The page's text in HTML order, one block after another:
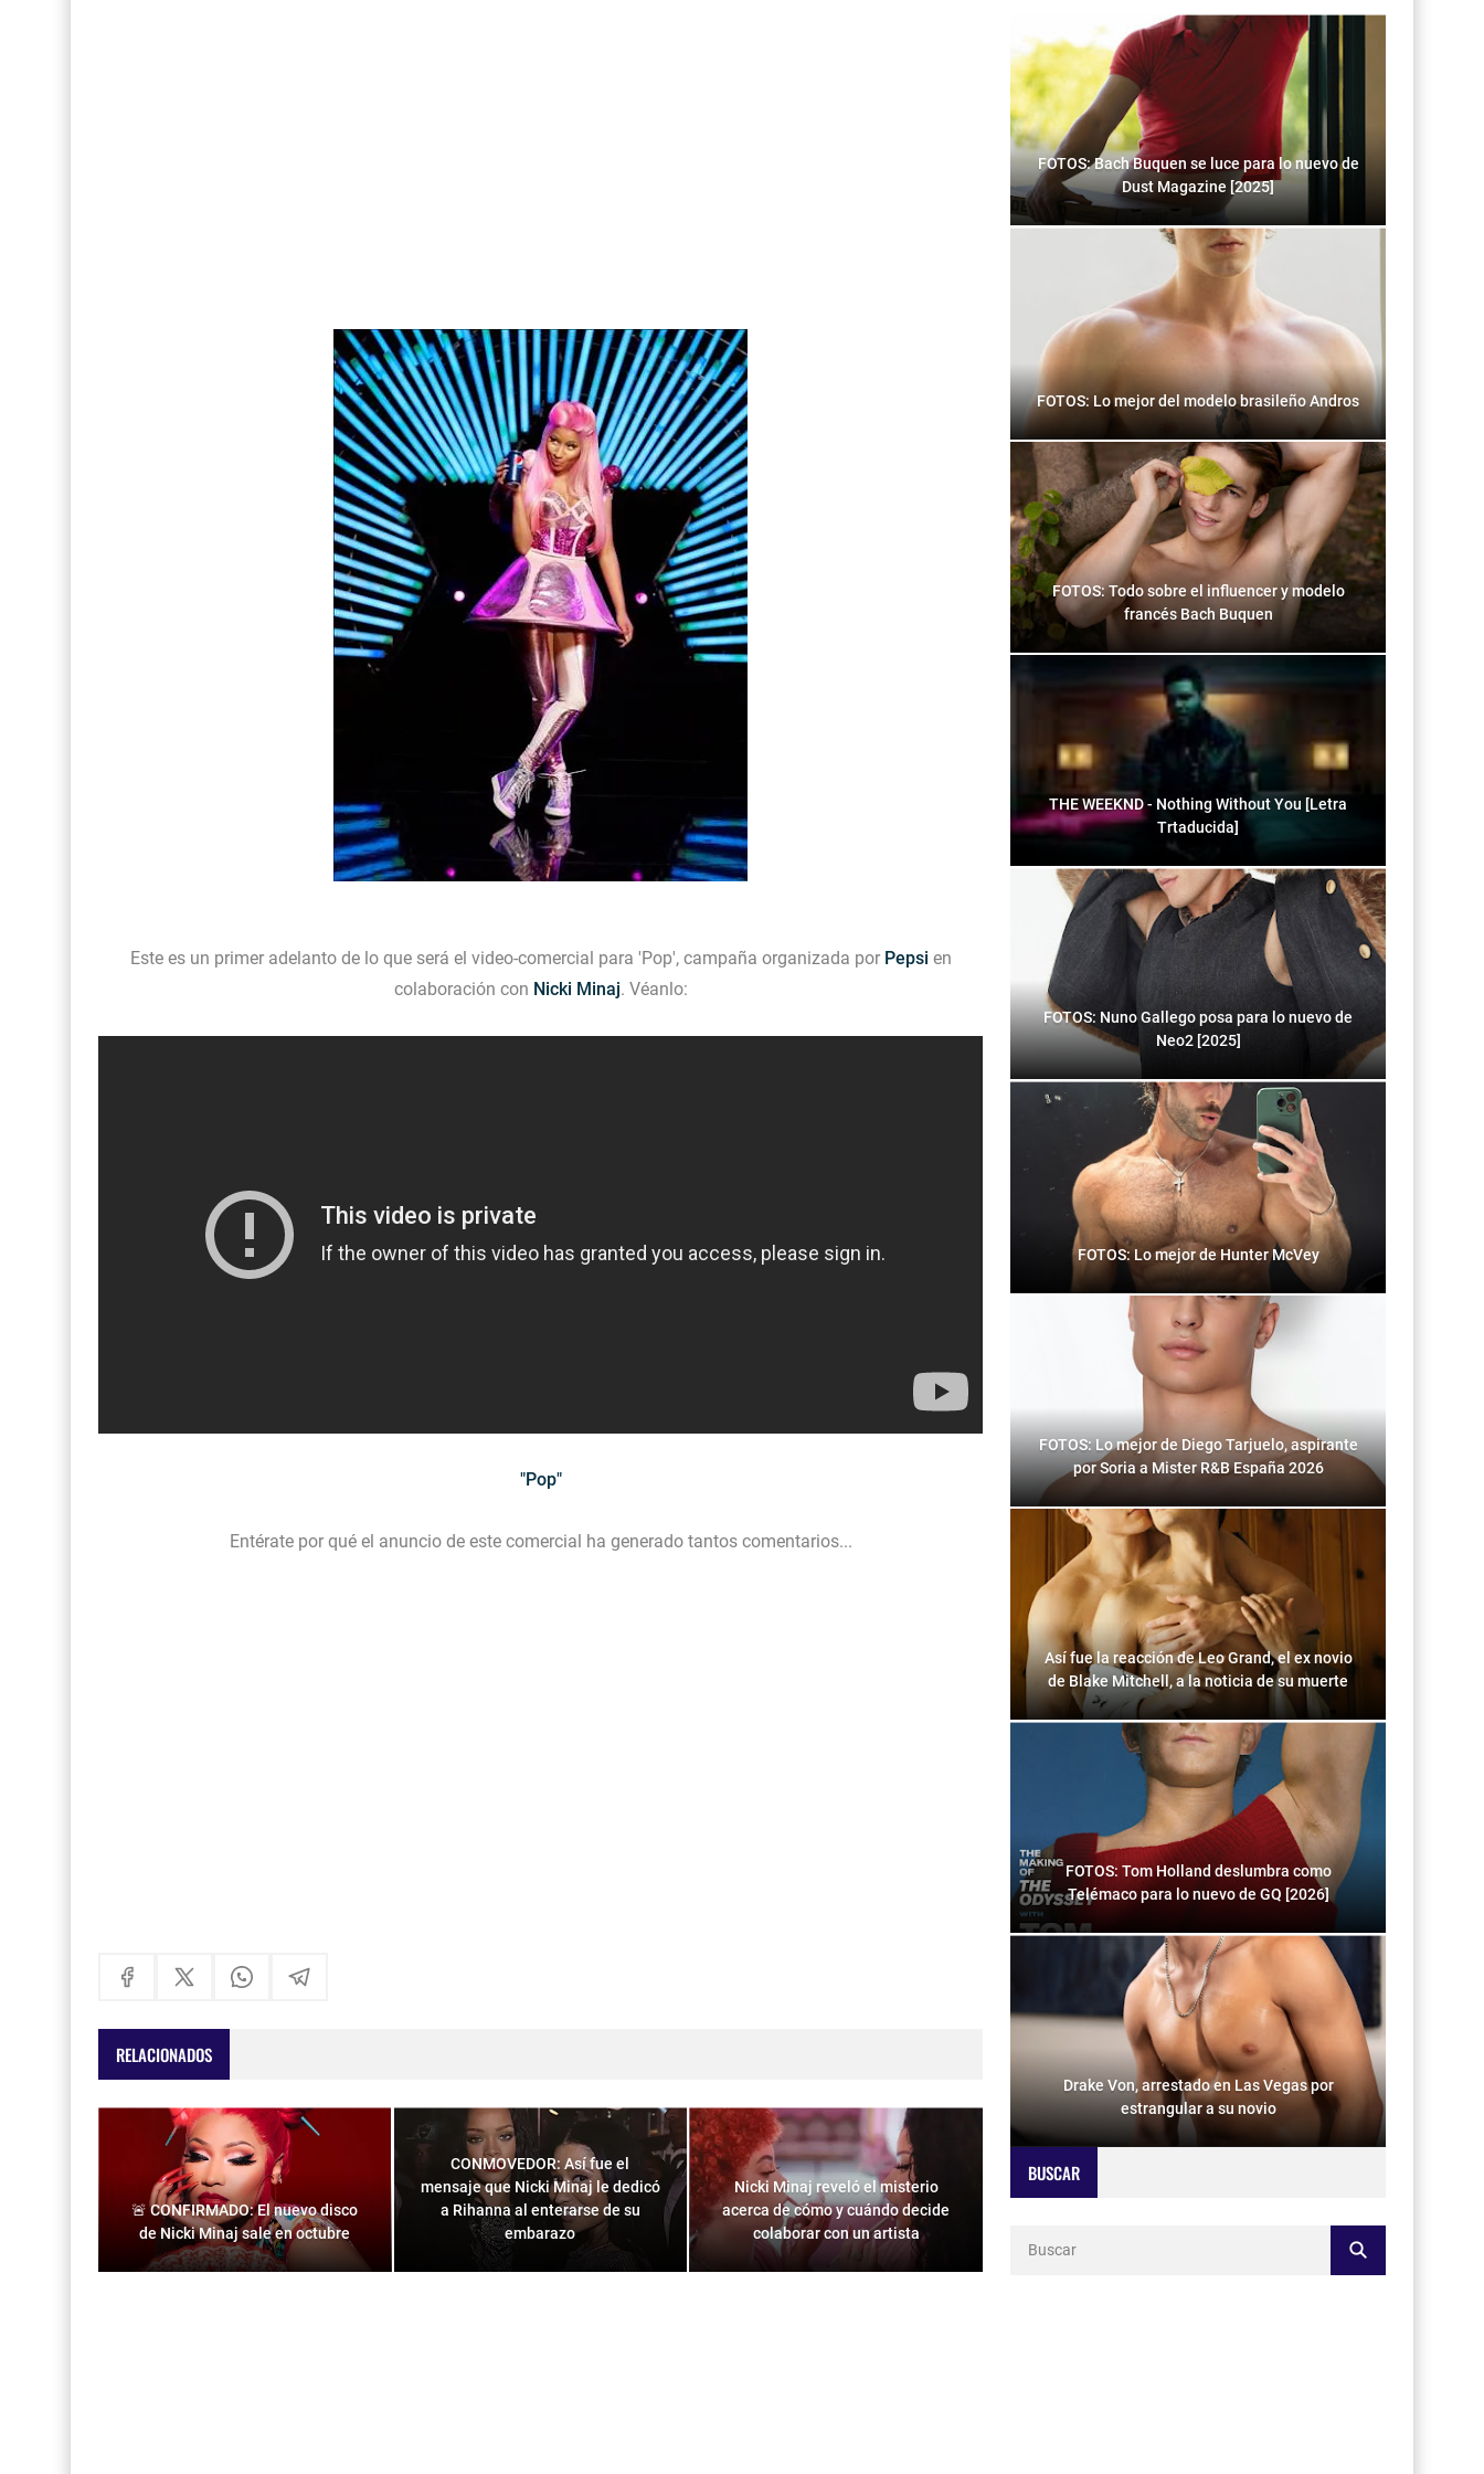
Este es un primer adelanto de lo que será el video-comercial para 'Pop', campaña organizada por Pepsi en
colaboración con Nicki Minaj. Véanlo:
"Pop"
Entérate por qué el anuncio de este comercial ha generado tantos comentarios...
RELACIONADOS
🚨 CONFIRMADO: El nuevo disco
de Nicki Minaj sale en octubre
CONMOVEDOR: Así fue el
mensaje que Nicki Minaj le dedicó
a Rihanna al enterarse de su
embarazo
Nicki Minaj reveló el misterio
acerca de cómo y cuándo decide
colaborar con un artista
FOTOS: Bach Buquen se luce para lo nuevo de
Dust Magazine [2025]
FOTOS: Lo mejor del modelo brasileño Andros
FOTOS: Todo sobre el influencer y modelo
francés Bach Buquen
THE WEEKND - Nothing Without You [Letra
Trtaducida]
FOTOS: Nuno Gallego posa para lo nuevo de
Neo2 [2025]
FOTOS: Lo mejor de Hunter McVey
FOTOS: Lo mejor de Diego Tarjuelo, aspirante
por Soria a Mister R&B España 2026
Así fue la reacción de Leo Grand, el ex novio
de Blake Mitchell, a la noticia de su muerte
FOTOS: Tom Holland deslumbra como
Telémaco para lo nuevo de GQ [2026]
Drake Von, arrestado en Las Vegas por
estrangular a su novio
BUSCAR